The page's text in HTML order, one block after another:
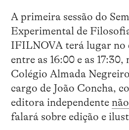
A primeira sessão do
Experimental de
IFILNOVA terá lugar no
entre as 16:00 e as 17:30,
Colégio Almada
cargo de João Concha,
editora independente
falará sobre edição e